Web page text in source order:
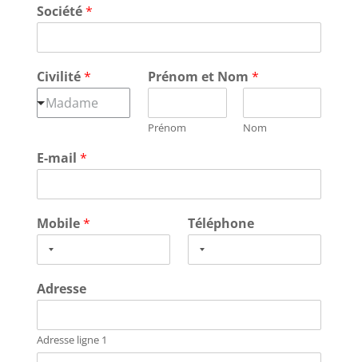
Société*
Civilité*
Madame
Prénom et Nom*
Prénom Nom
E-mail *
Mobile* Téléphone
Adresse
Adresse ligne 1